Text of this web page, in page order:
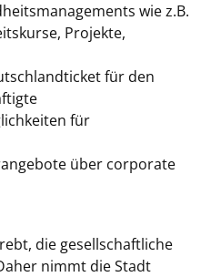
wie z.B.
Projekte,
für den
für
über corporate
die gesellschaftliche
nimmt die Stadt